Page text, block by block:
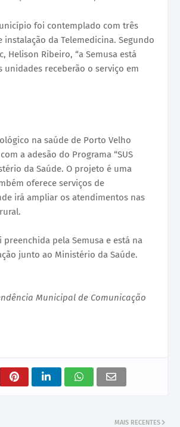
foi contemplado com três
instalação da Telemedicina. Segundo
Helison Ribeiro, “a Semusa está
unidades receberão o serviço em
na saúde de Porto Velho
a adesão do Programa “SUS
da Saúde. O projeto é uma
oferece serviços de
irá ampliar os atendimentos nas
pela Semusa e está na
junto ao Ministério da Saúde.
Municipal de Comunicação
MAIS RECENTES